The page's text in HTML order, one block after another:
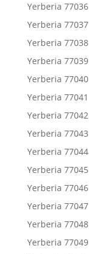
Yerberia 77036
Yerberia 77037
Yerberia 77038
Yerberia 77039
Yerberia 77040
Yerberia 77041
Yerberia 77042
Yerberia 77043
Yerberia 77044
Yerberia 77045
Yerberia 77046
Yerberia 77047
Yerberia 77048
Yerberia 77049